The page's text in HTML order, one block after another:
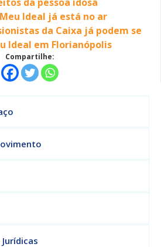
Ideal já está no ar
da Caixa já podem se
Ideal em Florianópolis
Compartilhe: